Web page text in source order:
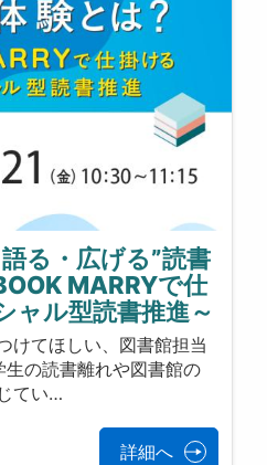
語る・広げる”読書
MARRYで仕
ャル型読書推進～
けてほしい、図書館担当
の読書離れや図書館の
てい…
詳細へ